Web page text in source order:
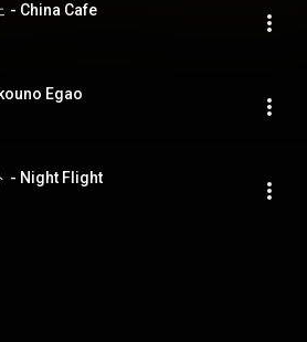
- China Cafe
Egao
- Night Flight